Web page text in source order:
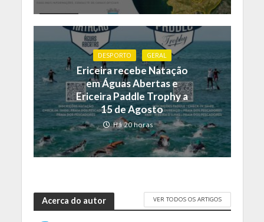
DESPORTO GERAL
Ericeira recebe Natação
em Águas Abertas e
Ericeira Paddle Trophy a
15 de Agosto
Há 20 horas
Acerca do autor VER TODOS OS ARTIGOS